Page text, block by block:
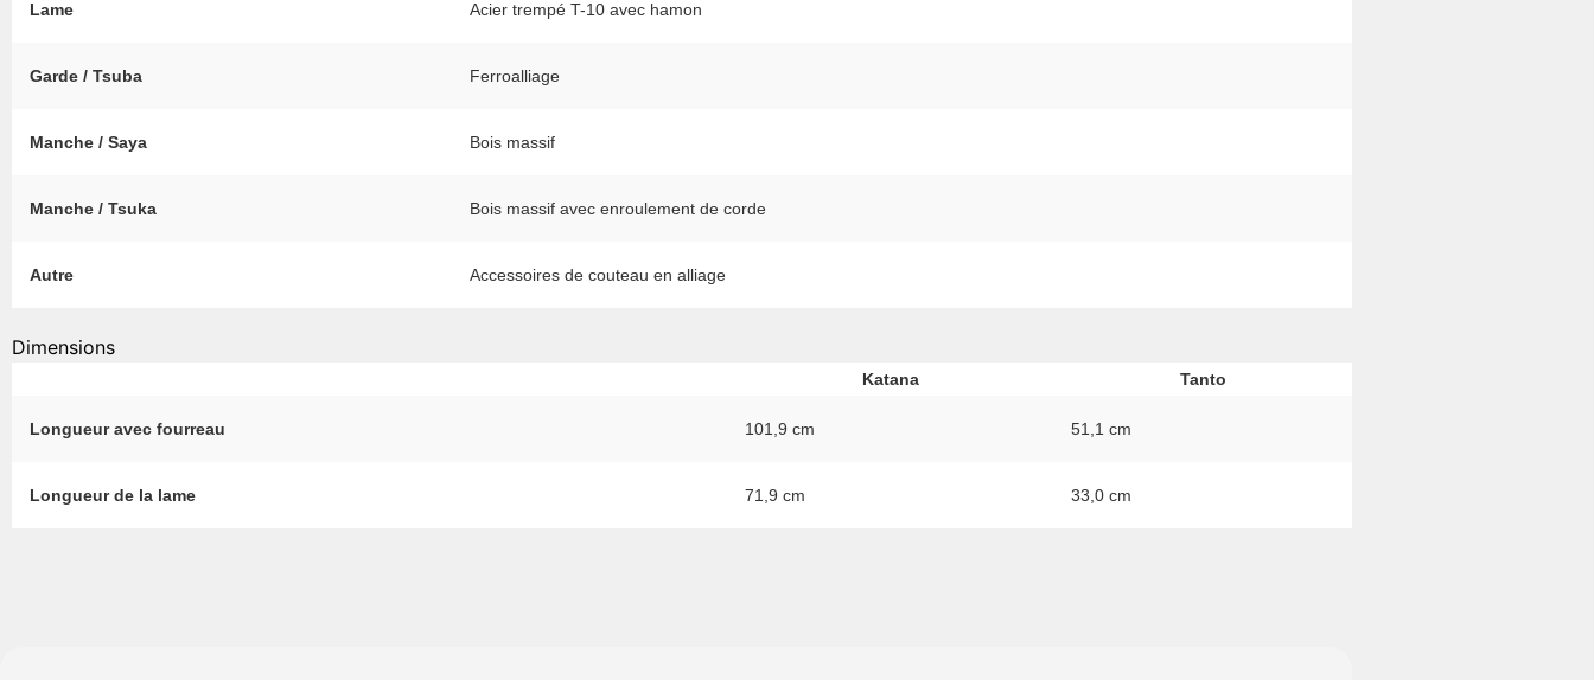
Lame Acier trempé T-10 avec hamon
Garde / Tsuba Ferroalliage
Manche / Saya Bois massif
Manche / Tsuka Bois massif avec enroulement de corde
Autre Accessoires de couteau en alliage
Dimensions
Katana Tanto
Longueur avec fourreau 101,9 cm 51,1 cm
Longueur de la lame 71,9 cm 33,0 cm